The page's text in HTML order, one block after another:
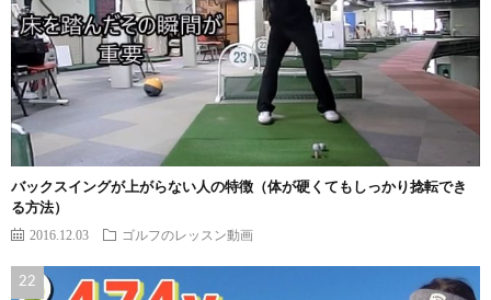
バックスイングが上がらない人の特徴（体が硬くてもしっかり捻転でき
る方法）
2016.12.03 ゴルフのレッスン動画